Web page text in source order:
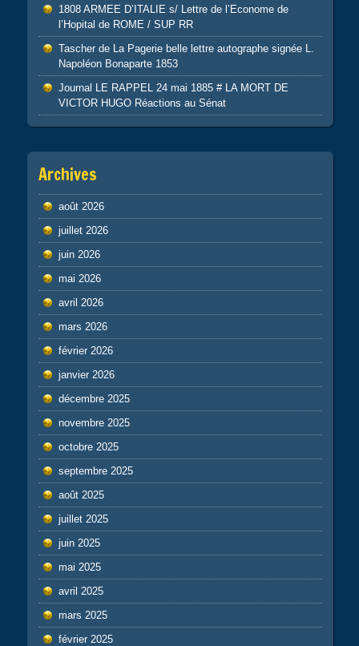
1808 ARMEE D’ITALIE s/ Lettre de l’Econome de
l’Hopital de ROME / SUP RR
Tascher de La Pagerie belle lettre autographe signée L.
Napoléon Bonaparte 1853
Journal LE RAPPEL 24 mai 1885 # LA MORT DE
VICTOR HUGO Réactions au Sénat
Archives
août 2026
juillet 2026
juin 2026
mai 2026
avril 2026
mars 2026
février 2026
janvier 2026
décembre 2025
novembre 2025
octobre 2025
septembre 2025
août 2025
juillet 2025
juin 2025
mai 2025
avril 2025
mars 2025
février 2025